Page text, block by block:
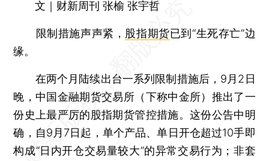
文｜财新周刊 张榆 张宇哲
限制措施声声紧， 股指期货已到“生死存亡”边
缘。
在两个月陆续出台一系列限制措施后，9月2日
晚，中国金融期货交易所（下称中金所）推出了一
份史上最严厉的股指期货管控措施。这份公告中明
确，自9月7日起，单个产品、单日开仓超过10手即
构成“日内开仓交易量较大”的异常交易行为；非套